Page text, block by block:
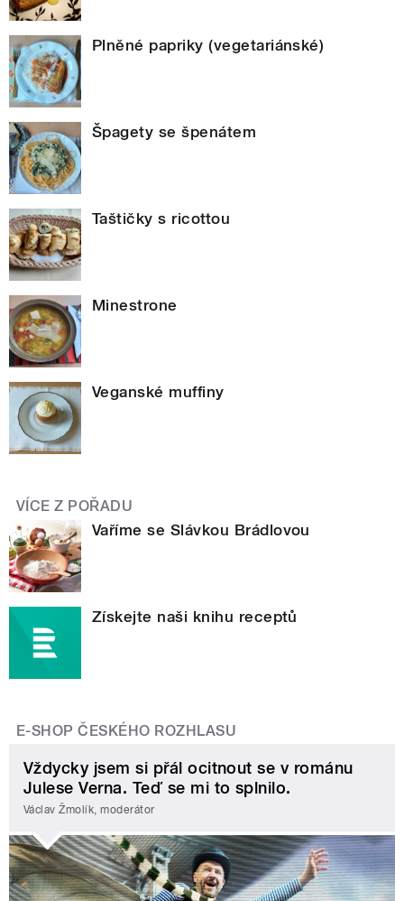
Plněné papriky (vegetariánské)
Špagety se špenátem
Taštičky s ricottou
Minestrone
Veganské muffiny
VÍCE Z POŘADU
Vaříme se Slávkou Brádlovou
Získejte naši knihu receptů
E-SHOP ČESKÉHO ROZHLASU
Vždycky jsem si přál ocitnout se v románu
Julese Verna. Teď se mi to splnilo.
Václav Žmolík, moderátor